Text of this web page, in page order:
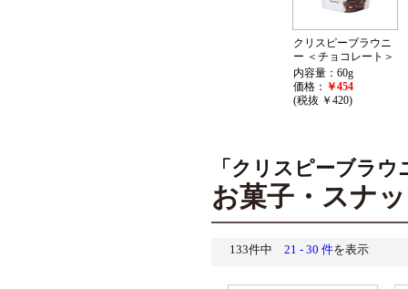
クリスピーブラウニ
ー ＜チョコレート＞
内容量：60g
価格： ￥454
(税抜 ￥420)
「クリスピーブラ
お菓子・スナ
133件中 21 - 30 件を表示